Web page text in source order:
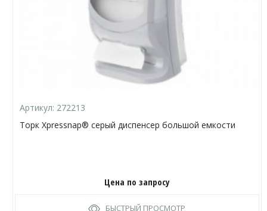
Артикул: 272213
Торк Xpressnap® серый диспенсер большой емкости
Цена по запросу
БЫСТРЫЙ ПРОСМОТР